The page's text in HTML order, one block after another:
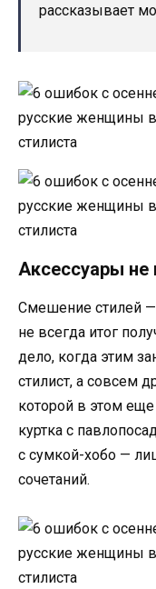
рассказывает
Аксессуары не
Смешение стилей —
не всегда итог
дело, когда этим
стилист, а совсем
которой в этом еще
куртка с
с сумкой-хобо —
сочетаний.